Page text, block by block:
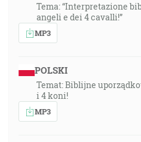
Tema: “Interpretazione
angeli e dei 4 cavalli!”
MP3
POLSKI
Temat: Biblijne
i 4 koni!
MP3